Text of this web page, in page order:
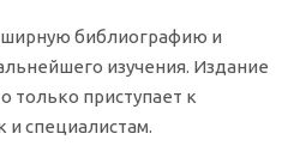
библиографию и
изучения. Издание
только приступает к
и специалистам.